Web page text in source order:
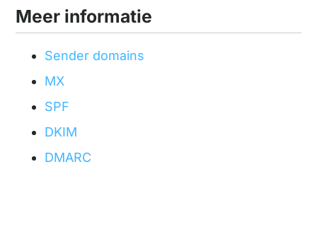
Meer informatie
Sender domains
MX
SPF
DKIM
DMARC